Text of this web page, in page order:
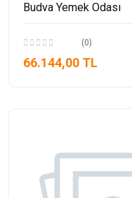
Budva Yemek Odası
(0)
66.144,00 TL